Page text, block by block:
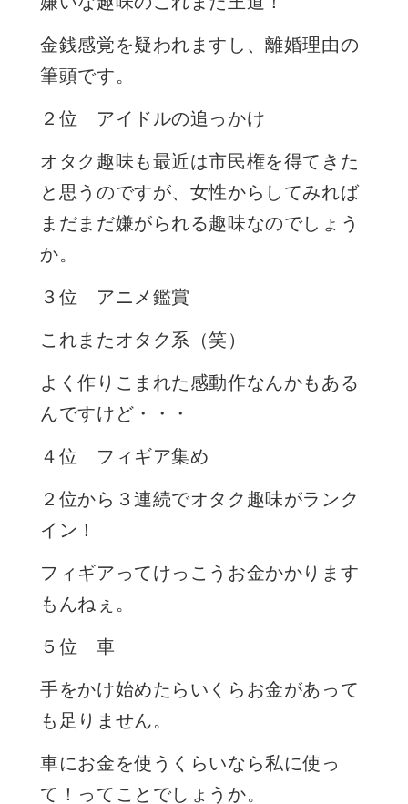
金銭感覚を疑われますし、離婚理由の
筆頭です。
２位 アイドルの追っかけ
オタク趣味も最近は市民権を得てきた
と思うのですが、女性からしてみれば
まだまだ嫌がられる趣味なのでしょう
か。
３位 アニメ鑑賞
これまたオタク系（笑）
よく作りこまれた感動作なんかもある
んですけど・・・
４位 フィギア集め
２位から３連続でオタク趣味がランク
イン！
フィギアってけっこうお金かかります
もんねぇ。
５位 車
手をかけ始めたらいくらお金があって
も足りません。
車にお金を使うくらいなら私に使っ
て！ってことでしょうか。